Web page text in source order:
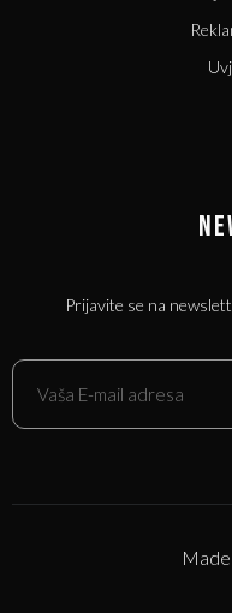
Prijavite se na
Made